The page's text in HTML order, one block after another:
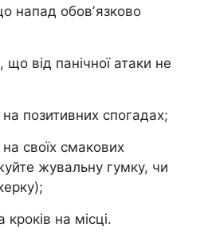
напад обовʼязково
що від панічної атаки не
позитивних спогадах;
своїх смакових
жувальну гумку, чи
кроків на місці.